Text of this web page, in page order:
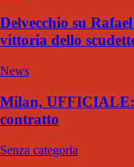
Delvecchio su
vittoria dello
News
Milan, UFFICIALE:
contratto
Senza categoria